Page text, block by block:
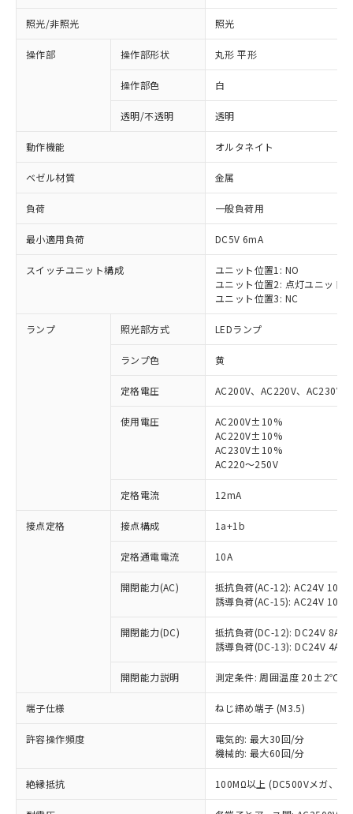
照光/非照光 照光
操作部 操作部形状 丸形 平形
操作部色 白
透明/不透明 透明
動作機能 オルタネイト
ベゼル材質 金属
負荷 一般負荷用
最小適用負荷 DC5V 6mA
スイッチユニット構成
ユニット位置1: NO
ユニット位置2: 点灯ユニット
ユニット位置3: NC
ランプ 照光部方式 LEDランプ
ランプ色 黄
定格電圧 AC200V、AC220V、AC230V
使用電圧
AC200V±10%
AC220V±10%
AC230V±10%
AC220～250V
定格電流 12mA
接点定格 接点構成 1a+1b
定格通電電流 10A
開閉能力(AC)
抵抗負荷(AC-12): AC24V 10A/
誘導負荷(AC-15): AC24V
開閉能力(DC)
抵抗負荷(DC-12): DC24V 8A/
誘導負荷(DC-13): DC24V 4A/
開閉能力説明 測定条件: 周囲温度 20±2℃、
端子仕様 ねじ締め端子 (M3.5)
許容操作頻度
電気的: 最大30回/分
機械的: 最大60回/分
絶縁抵抗 100MΩ以上 (DC500Vメガ、点
ご利用条件
以下の条件をお読みいただき、同意のうえ
ご利用ください。
本サービスは、当社制御機器事業取扱
商品の当社在庫状況および標準価格
(税抜)を提供させていただくもので
当社制御機器事業取扱商品の中には、
本サービスの対象外となる商品もある
※1 対応状況
対応済み：EU RoHS指令（10物質）の
非含有に対応した製品が提供可能な商品で
対応予定：EU RoHS指令（10物質）の非含
有に対応した製品に切り替える予定のある
対応予定なし：EU RoHS指令（10物質）の
非含有に非対応の商品で、対応品を出す予
調査・確認中：EU RoHS指令（10物質）の
非含有の対応状況を調査中または確認中の
商品です。
非該当品：ライセンス料など無形物で、有
害物質有無と関係のない商品です。
仕入先様の事情により、非含有部品として
いたものが、含有品と判明した場合などや
「○」：最大均質材料含有率が中国RoHSの
基準値以下であることを示します。
「×」：最大均質材料含有率が中国RoHSの
基準値を超えていることを示します。
当社は、これら貴社製品のうち、外国